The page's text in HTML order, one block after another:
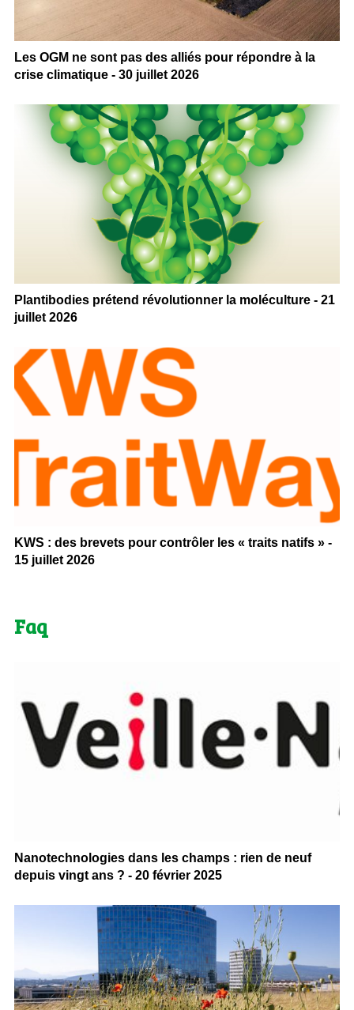
Les OGM ne sont pas des alliés pour répondre à la
crise climatique - 30 juillet 2026
Plantibodies prétend révolutionner la moléculture - 21
juillet 2026
KWS : des brevets pour contrôler les « traits natifs » -
15 juillet 2026
Faq
Nanotechnologies dans les champs : rien de neuf
depuis vingt ans ? - 20 février 2025